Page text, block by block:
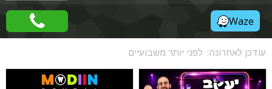
Waze
עודכן לאחרונה: לפני יותר משבועיים